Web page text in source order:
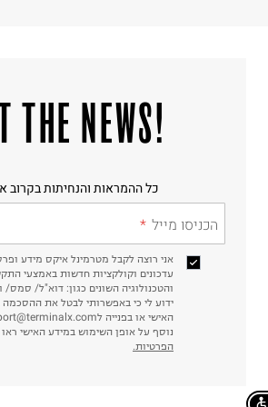
!GET THE NEWS
כל ההמראות והנחיתות בקרוב
הכניסו מייל
אני רוצה לקבל מטרמינל איקס מידע
עדכונים וקולקציות חדשות באמצעי
והטכנולוגיה השונים כגון: דוא"ל/ סמס/
ידוע לי כי באפשרותי לבטל את ההסכמה
נוסף על אופן השימוש במידע האישי
הפרטיות.